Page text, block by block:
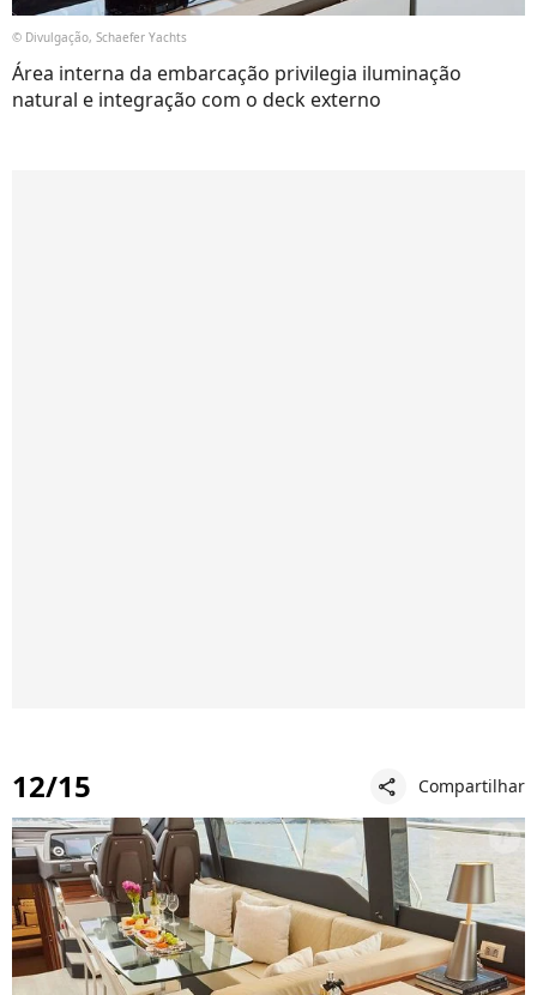
© Divulgação, Schaefer Yachts
Área interna da embarcação privilegia iluminação
natural e integração com o deck externo
12/15 share Compartilhar